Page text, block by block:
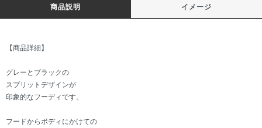
商品説明 イメージ
【商品詳細】
グレーとブラックの
スプリットデザインが
印象的なフーディです。
フードからボディにかけての